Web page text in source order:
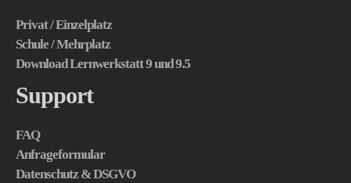
Privat / Einzelplatz
Schule / Mehrplatz
Download Lernwerkstatt 9 und 9.5
Support
FAQ
Anfrageformular
Datenschutz & DSGVO